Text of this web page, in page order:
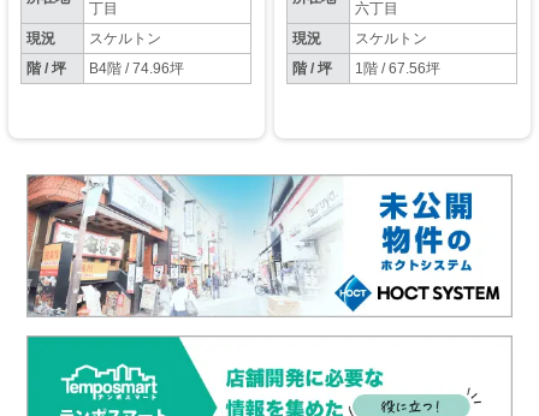
丁目
現況
スケルトン
階 / 坪
B4階 / 74.96坪
六丁目
現況
スケルトン
階 / 坪
1階 / 67.56坪